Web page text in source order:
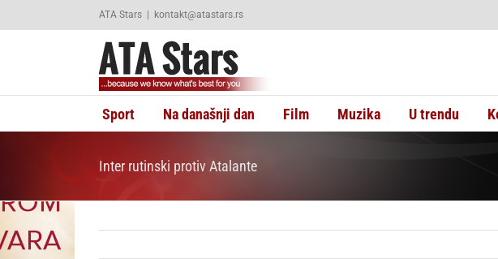
ATA Stars | kontakt@atastars.rs
Sport Na današnji dan Film Muzika U trendu
Inter rutinski protiv Atalante